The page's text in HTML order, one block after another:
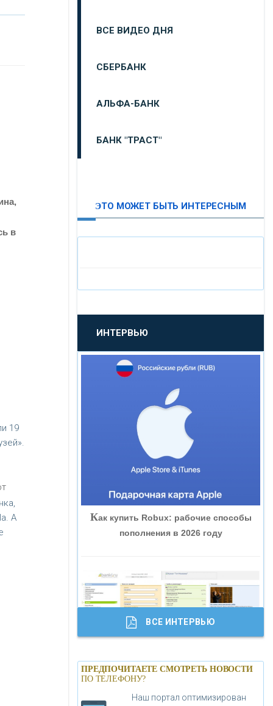
в
19
А
ВСЕ ВИДЕО ДНЯ
СБЕРБАНК
АЛЬФА-БАНК
БАНК "ТРАСТ"
«ПРОМСВЯЗЬБАНК»
«НОВИКОМБАНК»
«СМП БАНК»
«ВНЕШПРОМБАНК»
«БАНК ГЛОБЭКС»
«ТРАСТ»
«ГАЗПРОМБАНК»
«МОСКОВСКИЙ КРЕДИТНЫЙ
БАНК»
ЭТО МОЖЕТ БЫТЬ ИНТЕРЕСНЫМ
ИНТЕРВЬЮ
Как купить Robux: рабочие способы
пополнения в 2026 году
Банки.ру обновил логотип впервые за
19 лет - «Лента новостей»
ВСЕ ИНТЕРВЬЮ
ПРЕДПОЧИТАЕТЕ СМОТРЕТЬ НОВОСТИ
ПО ТЕЛЕФОНУ?
Наш портал оптимизирован